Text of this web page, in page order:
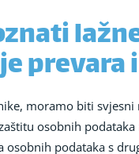
moramo biti
osobnih
podataka s